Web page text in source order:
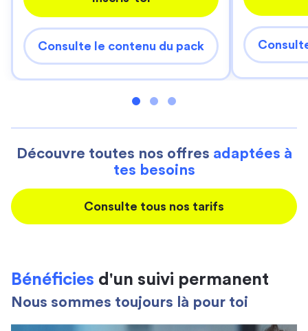
Consulte le contenu du pack
Découvre toutes nos offres adaptées à
tes besoins
Consulte tous nos tarifs
Bénéficies d'un suivi permanent
Nous sommes toujours là pour toi